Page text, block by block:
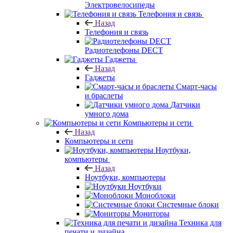
Электровелосипеды
Телефония и связь
Назад
Телефония и связь
Радиотелефоны DECT
Гаджеты
Назад
Гаджеты
Смарт-часы
и браслеты
Датчики
умного дома
Компьютеры и сети
Назад
Компьютеры и сети
Ноутбуки,
компьютеры
Назад
Ноутбуки, компьютеры
Ноутбуки
Моноблоки
Системные блоки
Мониторы
Техника для